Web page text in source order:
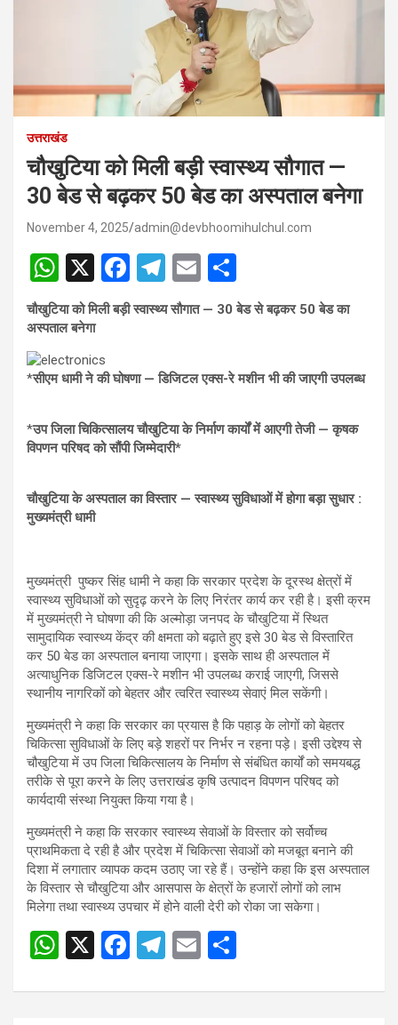
उत्तराखंड
चौखुटिया को मिली बड़ी स्वास्थ्य सौगात —
30 बेड से बढ़कर 50 बेड का अस्पताल बनेगा
November 4, 2025 admin@devbhoomihulchul.com
W
h
at
s
A
p
X
F
a
ce
o
k
T
el
e
a
E
m
ail
h
ar
चौखुटिया को मिली बड़ी स्वास्थ्य सौगात — 30 बेड से बढ़कर 50 बेड का
अस्पताल बनेगा
*सीएम धामी ने की घोषणा — डिजिटल एक्स-रे मशीन भी की जाएगी उपलब्ध
*उप जिला चिकित्सालय चौखुटिया के निर्माण कार्यों में आएगी तेजी — कृषक
विपणन परिषद को सौंपी जिम्मेदारी*
चौखुटिया के अस्पताल का विस्तार — स्वास्थ्य सुविधाओं में होगा बड़ा सुधार :
मुख्यमंत्री धामी
मुख्यमंत्री पुष्कर सिंह धामी ने कहा कि सरकार प्रदेश के दूरस्थ क्षेत्रों में
स्वास्थ्य सुविधाओं को सुदृढ़ करने के लिए निरंतर कार्य कर रही है। इसी क्रम
में मुख्यमंत्री ने घोषणा की कि अल्मोड़ा जनपद के चौखुटिया में स्थित
सामुदायिक स्वास्थ्य केंद्र की क्षमता को बढ़ाते हुए इसे 30 बेड से विस्तारित
कर 50 बेड का अस्पताल बनाया जाएगा। इसके साथ ही अस्पताल में
अत्याधुनिक डिजिटल एक्स-रे मशीन भी उपलब्ध कराई जाएगी, जिससे
स्थानीय नागरिकों को बेहतर और त्वरित स्वास्थ्य सेवाएं मिल सकेंगी।
मुख्यमंत्री ने कहा कि सरकार का प्रयास है कि पहाड़ के लोगों को बेहतर
चिकित्सा सुविधाओं के लिए बड़े शहरों पर निर्भर न रहना पड़े। इसी उद्देश्य से
चौखुटिया में उप जिला चिकित्सालय के निर्माण से संबंधित कार्यों को समयबद्ध
तरीके से पूरा करने के लिए उत्तराखंड कृषि उत्पादन विपणन परिषद को
कार्यदायी संस्था नियुक्त किया गया है।
मुख्यमंत्री ने कहा कि सरकार स्वास्थ्य सेवाओं के विस्तार को सर्वोच्च
प्राथमिकता दे रही है और प्रदेश में चिकित्सा सेवाओं को मजबूत बनाने की
दिशा में लगातार व्यापक कदम उठाए जा रहे हैं। उन्होंने कहा कि इस अस्पताल
के विस्तार से चौखुटिया और आसपास के क्षेत्रों के हजारों लोगों को लाभ
मिलेगा तथा स्वास्थ्य उपचार में होने वाली देरी को रोका जा सकेगा।
W
at
X
F
ce
T
e
E
ail ar